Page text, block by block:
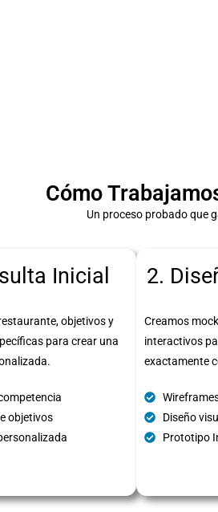
Cómo
Un proceso probado que
Inicial
objetivos y
para crear una
objetivos
2.
Creamos
interactivos
exactamente
Diseño
Prototipo